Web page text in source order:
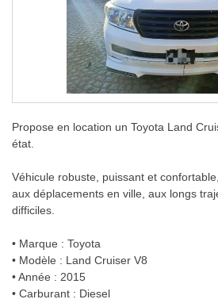
Propose en location un Toyota Land
état.
Véhicule robuste, puissant et
aux déplacements en ville, aux longs
difficiles.
• Marque : Toyota
• Modèle : Land Cruiser V8
• Année : 2015
• Carburant : Diesel